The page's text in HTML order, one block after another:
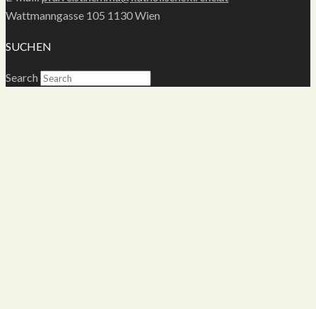
Wattmanngasse 105 1130 Wien
SUCHEN
Search